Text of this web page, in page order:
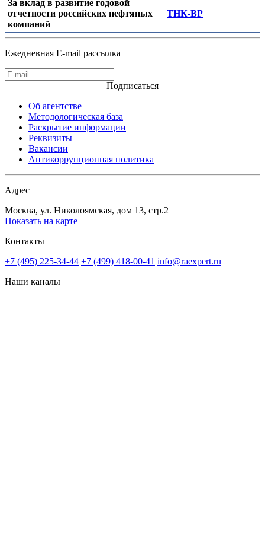
За вклад в развитие годовой
отчетности российских нефтяных
компаний
ТНК-ВР
Ежедневная E-mail рассылка
Подписаться
Об агентстве
Методологическая база
Раскрытие информации
Реквизиты
Вакансии
Антикоррупционная политика
Адрес
Москва, ул. Николоямская, дом 13, стр.2
Показать на карте
Контакты
+7 (495) 225-34-44 +7 (499) 418-00-41 info@raexpert.ru
Наши каналы